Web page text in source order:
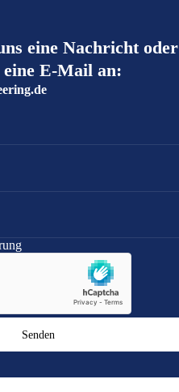
eine Nachricht oder
eine E-Mail an: